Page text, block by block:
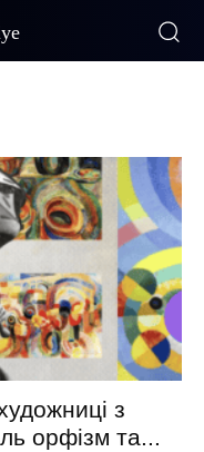
з
орфізм та...